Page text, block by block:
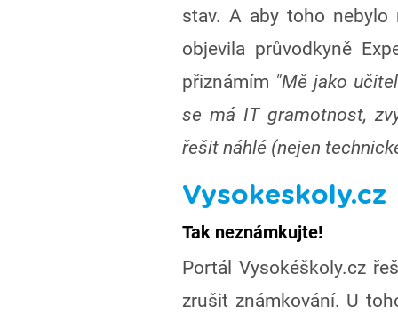
stav. A aby toho
objevila průvodkyně
přiznámím "Mě jako
se má IT gramotnost,
řešit náhlé (nejen
Vysokeskoly.cz
Tak neznámkujte!
Portál Vysokéškoly.cz
zrušit známkování. U